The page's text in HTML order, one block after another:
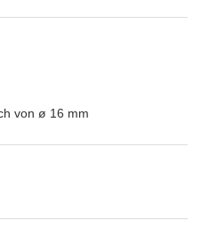
von ø 16 mm